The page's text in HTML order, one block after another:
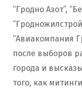
“Гродно Азот”,
“Авиакомпания
после выборов
города и
того, как митинги